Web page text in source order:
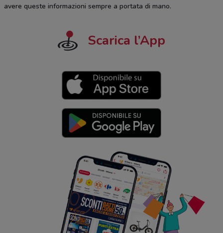
avere queste informazioni sempre a portata di mano.
Scarica l’App